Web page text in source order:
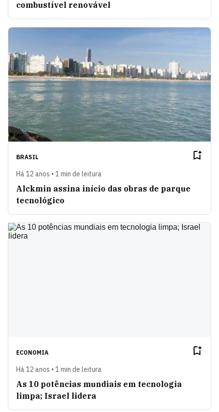
combustível renovável
BRASIL
Há 12 anos • 1 min de leitura
Alckmin assina início das obras de parque
tecnológico
ECONOMIA
Há 12 anos • 1 min de leitura
As 10 potências mundiais em tecnologia
limpa; Israel lidera